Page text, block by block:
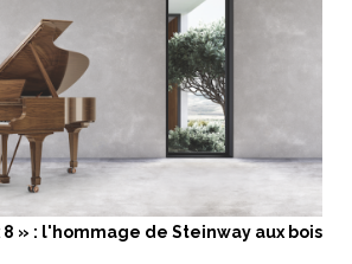
» : l'hommage de Steinway aux bois